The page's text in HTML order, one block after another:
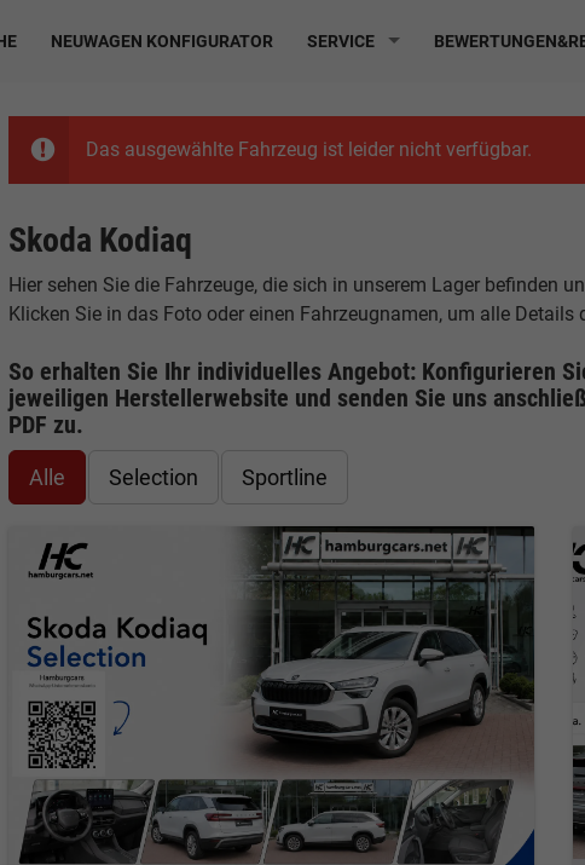
NEUWAGEN KONFIGURATOR SERVICE
Das ausgewählte Fahrzeug ist leider nicht verfügbar.
Skoda Kodiaq
Hier sehen Sie die Fahrzeuge, die sich in unserem Lager befinden
Klicken Sie in das Foto oder einen Fahrzeugnamen, um alle
So erhalten Sie Ihr individuelles Angebot: Konfigurieren
jeweiligen Herstellerwebsite und senden Sie uns
PDF zu.
Alle Selection Sportline